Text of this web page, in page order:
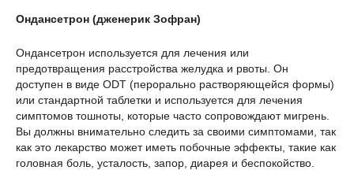
Ондансетрон (дженерик Зофран)
Ондансетрон используется для лечения или
предотвращения расстройства желудка и рвоты. Он
доступен в виде ODT (перорально растворяющейся формы)
или стандартной таблетки и используется для лечения
симптомов тошноты, которые часто сопровождают мигрень.
Вы должны внимательно следить за своими симптомами, так
как это лекарство может иметь побочные эффекты, такие как
головная боль, усталость, запор, диарея и беспокойство.